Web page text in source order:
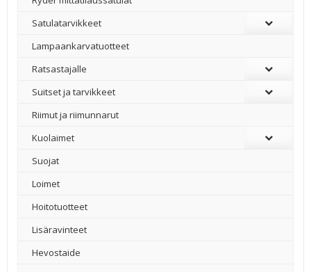
Satulatarvikkeet
–
Lampaankarvatuotteet
Ratsastajalle
Suitset ja tarvikkeet
Riimut ja riimunnarut
Kuolaimet
Suojat
Loimet
Hoitotuotteet
Lisäravinteet
Hevostaide